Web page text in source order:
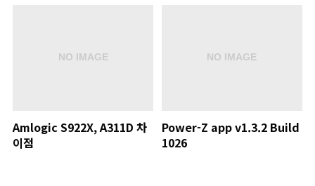
Amlogic S922X, A311D 차
이점
Power-Z app v1.3.2 Build
1026